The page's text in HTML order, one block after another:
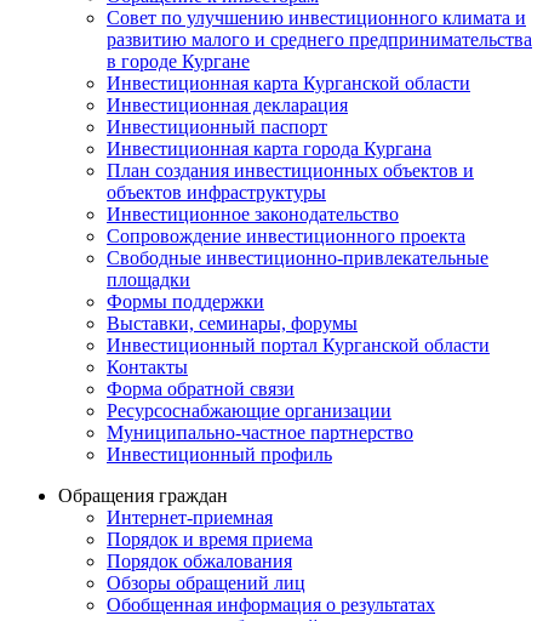
Совет по улучшению инвестиционного климата и
развитию малого и среднего предпринимательства
в городе Кургане
Инвестиционная карта Курганской области
Инвестиционная декларация
Инвестиционный паспорт
Инвестиционная карта города Кургана
План создания инвестиционных объектов и
объектов инфраструктуры
Инвестиционное законодательство
Сопровождение инвестиционного проекта
Свободные инвестиционно-привлекательные
площадки
Формы поддержки
Выставки, семинары, форумы
Инвестиционный портал Курганской области
Контакты
Форма обратной связи
Ресурсоснабжающие организации
Муниципально-частное партнерство
Инвестиционный профиль
Обращения граждан
Интернет-приемная
Порядок и время приема
Порядок обжалования
Обзоры обращений лиц
Обобщенная информация о результатах